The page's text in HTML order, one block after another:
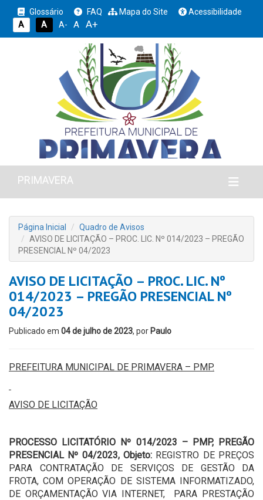
Glossário FAQ Mapa do Site
Acessibilidade
A
A A- A A+
PRIMAVERA
Página Inicial
Quadro de Avisos
AVISO DE LICITAÇÃO – PROC. LIC. Nº 014/2023 – PREGÃO
PRESENCIAL Nº 04/2023
AVISO DE LICITAÇÃO – PROC. LIC. Nº
014/2023 – PREGÃO PRESENCIAL Nº
04/2023
Publicado em 04 de julho de 2023, por Paulo
PREFEITURA MUNICIPAL DE PRIMAVERA – PMP.
AVISO DE LICITAÇÃO
PROCESSO LICITATÓRIO Nº 014/2023 – PMP, PREGÃO
PRESENCIAL Nº 04/2023, Objeto: REGISTRO DE PREÇOS
PARA CONTRATAÇÃO DE SERVIÇOS DE GESTÃO DA
FROTA, COM OPERAÇÃO DE SISTEMA INFORMATIZADO,
DE ORÇAMENTAÇÃO VIA INTERNET, PARA PRESTAÇÃO